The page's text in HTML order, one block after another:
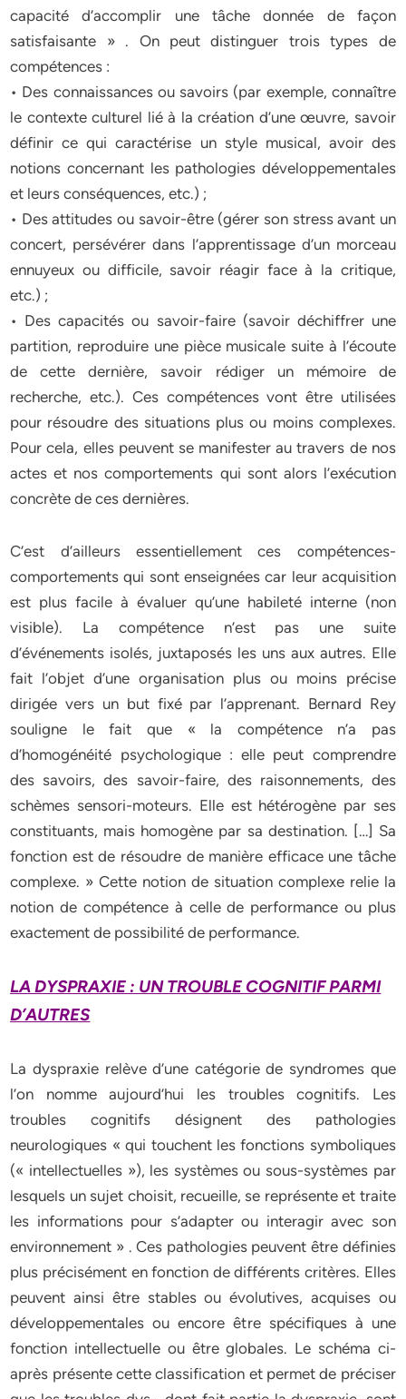
capacité d’accomplir une tâche donnée de façon
satisfaisante » . On peut distinguer trois types de
compétences :
• Des connaissances ou savoirs (par exemple, connaître
le contexte culturel lié à la création d’une œuvre, savoir
définir ce qui caractérise un style musical, avoir des
notions concernant les pathologies développementales
et leurs conséquences, etc.) ;
• Des attitudes ou savoir-être (gérer son stress avant un
concert, persévérer dans l’apprentissage d’un morceau
ennuyeux ou difficile, savoir réagir face à la critique,
etc.) ;
• Des capacités ou savoir-faire (savoir déchiffrer une
partition, reproduire une pièce musicale suite à l’écoute
de cette dernière, savoir rédiger un mémoire de
recherche, etc.). Ces compétences vont être utilisées
pour résoudre des situations plus ou moins complexes.
Pour cela, elles peuvent se manifester au travers de nos
actes et nos comportements qui sont alors l’exécution
concrète de ces dernières.
C’est d’ailleurs essentiellement ces compétences-
comportements qui sont enseignées car leur acquisition
est plus facile à évaluer qu’une habileté interne (non
visible). La compétence n’est pas une suite
d’événements isolés, juxtaposés les uns aux autres. Elle
fait l’objet d’une organisation plus ou moins précise
dirigée vers un but fixé par l’apprenant. Bernard Rey
souligne le fait que « la compétence n’a pas
d’homogénéité psychologique : elle peut comprendre
des savoirs, des savoir-faire, des raisonnements, des
schèmes sensori-moteurs. Elle est hétérogène par ses
constituants, mais homogène par sa destination. […] Sa
fonction est de résoudre de manière efficace une tâche
complexe. » Cette notion de situation complexe relie la
notion de compétence à celle de performance ou plus
exactement de possibilité de performance.
LA DYSPRAXIE : UN TROUBLE COGNITIF PARMI
D’AUTRES
La dyspraxie relève d’une catégorie de syndromes que
l’on nomme aujourd’hui les troubles cognitifs. Les
troubles cognitifs désignent des pathologies
neurologiques « qui touchent les fonctions symboliques
(« intellectuelles »), les systèmes ou sous-systèmes par
lesquels un sujet choisit, recueille, se représente et traite
les informations pour s’adapter ou interagir avec son
environnement » . Ces pathologies peuvent être définies
plus précisément en fonction de différents critères. Elles
peuvent ainsi être stables ou évolutives, acquises ou
développementales ou encore être spécifiques à une
fonction intellectuelle ou être globales. Le schéma ci-
après présente cette classification et permet de préciser